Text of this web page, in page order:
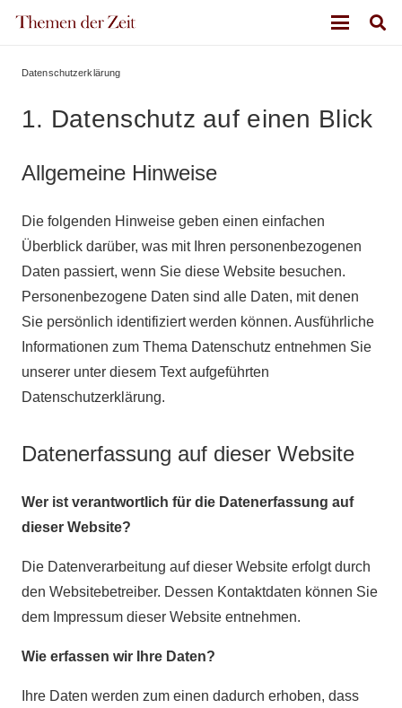
Datenschutzerklärung
1. Datenschutz auf einen Blick
Allgemeine Hinweise
Die folgenden Hinweise geben einen einfachen
Überblick darüber, was mit Ihren personenbezogenen
Daten passiert, wenn Sie diese Website besuchen.
Personenbezogene Daten sind alle Daten, mit denen
Sie persönlich identifiziert werden können. Ausführliche
Informationen zum Thema Datenschutz entnehmen Sie
unserer unter diesem Text aufgeführten
Datenschutzerklärung.
Datenerfassung auf dieser Website
Wer ist verantwortlich für die Datenerfassung auf
dieser Website?
Die Datenverarbeitung auf dieser Website erfolgt durch
den Websitebetreiber. Dessen Kontaktdaten können Sie
dem Impressum dieser Website entnehmen.
Wie erfassen wir Ihre Daten?
Ihre Daten werden zum einen dadurch erhoben, dass